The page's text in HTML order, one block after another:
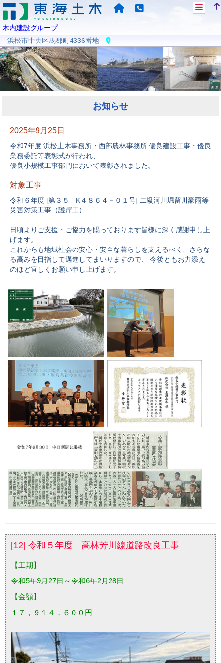
木内建設グループ
浜松市中央区馬郡町4336番地
お知らせ
2025年9月25日
令和7年度 浜松土木事務所・西部農林事務所 優良建設工事・優良
業務委託等表彰式が行われ、
優良小規模工事部門において表彰されました。
対象工事
令和６年度 [第３５―K４８６４－０１号] 二級河川堀留川豪雨等
災害対策工事（護岸工）
日頃よりご支援・ご協力を賜っております皆様に深く感謝申し上
げます。
これからも地域社会の安心・安全な暮らしを支えるべく、さらな
る高みを目指して邁進してまいりますので、 今後ともお力添え
のほど宜しくお願い申し上げます。
[12] 令和５年度 高林芳川線道路改良工事
【工期】
令和5年9月27日～令和6年2月28日
【金額】
１７，９１４，６００円